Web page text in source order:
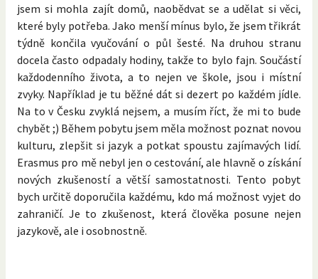
jsem si mohla zajít domů, naobědvat se a udělat si věci,
které byly potřeba. Jako menší mínus bylo, že jsem třikrát
týdně končila vyučování o půl šesté. Na druhou stranu
docela často odpadaly hodiny, takže to bylo fajn. Součástí
každodenního života, a to nejen ve škole, jsou i místní
zvyky. Například je tu běžné dát si dezert po každém jídle.
Na to v Česku zvyklá nejsem, a musím říct, že mi to bude
chybět ;) Během pobytu jsem měla možnost poznat novou
kulturu, zlepšit si jazyk a potkat spoustu zajímavých lidí.
Erasmus pro mě nebyl jen o cestování, ale hlavně o získání
nových zkušeností a větší samostatnosti. Tento pobyt
bych určitě doporučila každému, kdo má možnost vyjet do
zahraničí. Je to zkušenost, která člověka posune nejen
jazykově, ale i osobnostně.